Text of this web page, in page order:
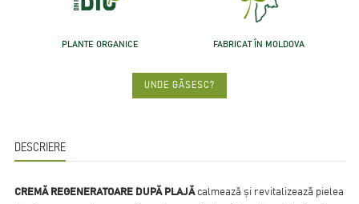
PLANTE ORGANICE FABRICAT ÎN MOLDOVA
UNDE GĂSESC?
DESCRIERE
CREMĂ REGENERATOARE DUPĂ PLAJĂcalmează și revitalizează pielea